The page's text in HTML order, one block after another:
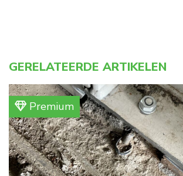
GERELATEERDE ARTIKELEN
Premium